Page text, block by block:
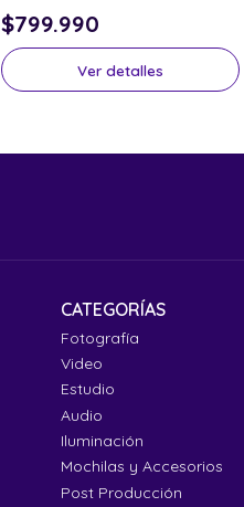
$799.990
Ver detalles
CATEGORÍAS
Fotografía
Video
Estudio
Audio
Iluminación
Mochilas y Accesorios
Post Producción